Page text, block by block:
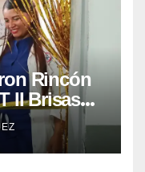
Rincón
II Brisas